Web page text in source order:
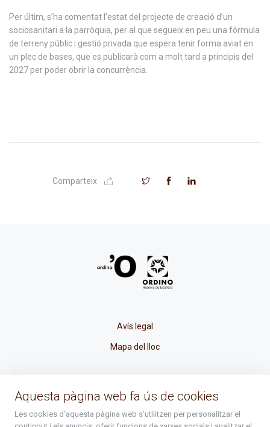
Per últim, s’ha comentat l’estat del projecte de creació d’un
sociosanitari a la parròquia, per al que segueix en peu una fórmula
de terreny públic i gestió privada que espera tenir forma aviat en
un plec de bases, que es publicarà com a molt tard a principis del
2027 per poder obrir la concurrència.
Comparteix
Avís legal
Mapa del lloc
atenciociutadana@ordino.ad
Aquesta pàgina web fa ús de cookies
Les cookies d’aquesta pàgina web s’utilitzen per personalitzar el